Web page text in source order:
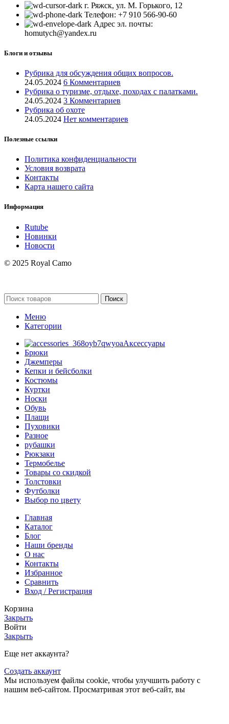
г. Ряжск, ул. М. Горького, 12
Телефон: +7 910 566-90-60
Адрес эл. почты:
homutych@yandex.ru
Блоги и отзывы
Рубрика для обсуждения общих вопросов.
24.05.2024 6 Комментариев
Рубрика о туризме, отдыхе, походах с палатками.
24.05.2024 3 Комментариев
Рубрика об охоте
24.05.2024 Нет комментариев
Полезные ссылки
Политика конфиденциальности
Условия возврата
Контакты
Карта нашего сайта
Информация
Rutube
Новинки
Новости
© 2025 Royal Camo
Поиск
Меню
Категории
Аксессуары
Брюки
Джемперы
Кепки и бейсболки
Костюмы
Куртки
Носки
Обувь
Плащи
Пуховики
Разное
рубашки
Рюкзаки
Термобелье
Товары со скидкой
Толстовки
Футболки
Выбор по цвету
Главная
Каталог
Блог
Наши бренды
О нас
Контакты
Избранное
Сравнить
Вход / Регистрация
Корзина
Закрыть
Войти
Закрыть
Еще нет аккаунта?
Создать аккаунт
Мы используем файлы cookie, чтобы улучшить работу с
нашим веб-сайтом. Просматривая этот веб-сайт, вы